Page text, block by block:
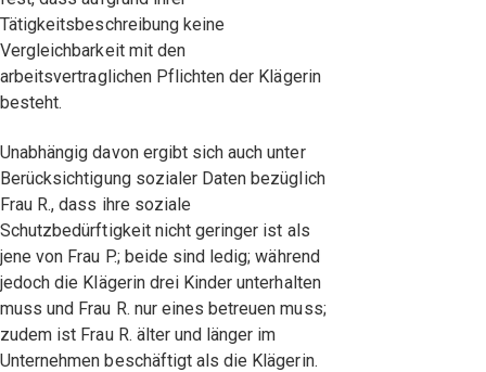
Tätigkeitsbeschreibung keine
Vergleichbarkeit mit den
arbeitsvertraglichen Pflichten der Klägerin
besteht.
Unabhängig davon ergibt sich auch unter
Berücksichtigung sozialer Daten bezüglich
Frau R., dass ihre soziale
Schutzbedürftigkeit nicht geringer ist als
jene von Frau P.; beide sind ledig; während
jedoch die Klägerin drei Kinder unterhalten
muss und Frau R. nur eines betreuen muss;
zudem ist Frau R. älter und länger im
Unternehmen beschäftigt als die Klägerin.